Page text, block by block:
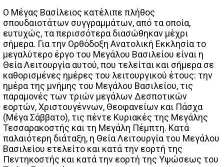
Ο Μέγας Βασίλειος κατέλιπε πλήθος
σπουδαιοτάτων συγγραμμάτων, από τα οποία,
ευτυχώς, τα περισσότερα διασώθηκαν μέχρι
σήμερα. Για την Ορθόδοξη Ανατολική Εκκλησία το
μεγαλύτερο έργο του Μεγάλου Βασιλείου είναι η
Θεία Λειτουργία αυτού, που τελείται και σήμερα σε
καθορισμένες ημέρες του λειτουργικού έτους: την
ημέρα της μνήμης του Μεγάλου Βασιλείου, τις
παραμονές των τριών μεγάλων Δεσποτικών
εορτών, Χριστουγέννων, Θεοφανείων και Πάσχα
(Μέγα Σάββατο), τις πέντε Κυριακές της Μεγάλης
Τεσσαρακοστής και τη Μεγάλη Πέμπτη. Κατά
παλαιότερη διάταξη, η Θεία Λειτουργία του Μεγάλου
Βασιλείου ετελείτο και κατά την εορτή της
Πεντηκοστής και κατά την εορτή της Υψώσεως του